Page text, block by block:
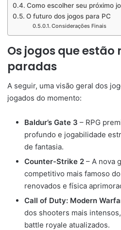
Como escolher seu próximo
O futuro dos jogos para PC
Considerações Finais
Os jogos que estão
paradas
A seguir, uma visão geral dos
jogados do momento:
Baldur’s Gate 3 – RPG
profundo e jogabilidade
de fantasia.
Counter-Strike 2 – A nova
competitivo mais famoso
renovados e física
Call of Duty: Modern
dos shooters mais
battle royale atualizados.